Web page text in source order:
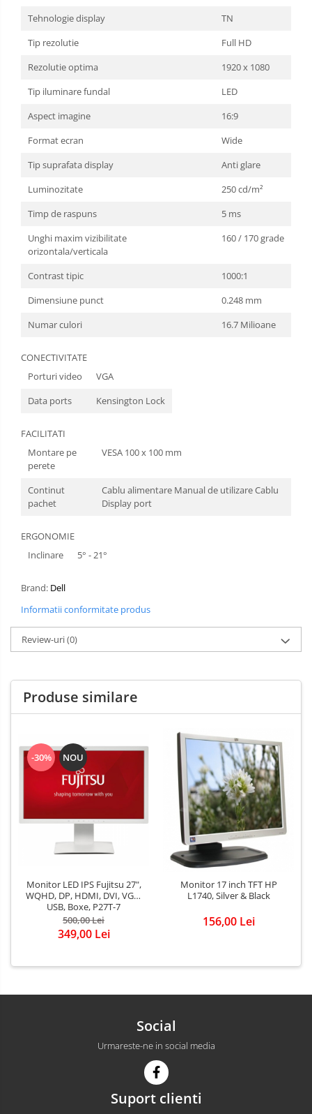
Tehnologie display
TN
Tip rezolutie
Full HD
Rezolutie optima
1920 x 1080
Tip iluminare fundal
LED
Aspect imagine
16:9
Format ecran
Wide
Tip suprafata display
Anti glare
Luminozitate
250 cd/m²
Timp de raspuns
5 ms
Unghi maxim vizibilitate
orizontala/verticala
160 / 170 grade
Contrast tipic
1000:1
Dimensiune punct
0.248 mm
Numar culori
16.7 Milioane
CONECTIVITATE
Porturi video
VGA
Data ports
Kensington Lock
FACILITATI
Montare pe
perete
VESA 100 x 100 mm
Continut
pachet
Cablu alimentare Manual de utilizare Cablu
Display port
ERGONOMIE
Inclinare
5° - 21°
Brand: Dell
Informatii conformitate produs
Review-uri(0)
Produse similare
-30% NOU
Monitor LED IPS Fujitsu 27",
WQHD, DP, HDMI, DVI, VGA,
USB, Boxe, P27T-7
500,00 Lei
349,00 Lei
Monitor 17 inch TFT HP
L1740, Silver & Black
156,00 Lei
Social
Urmareste-ne in social media
Suport clienti